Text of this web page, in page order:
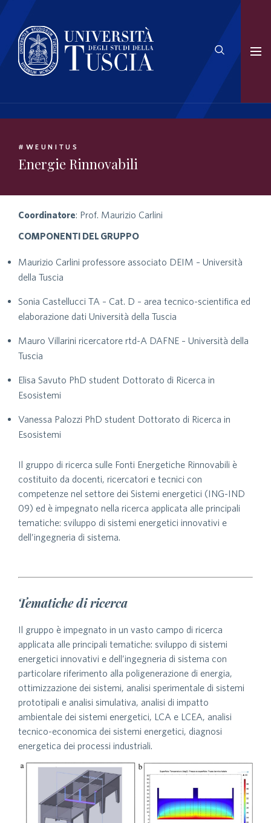
#WEUNITUS
Energie Rinnovabili
Coordinatore: Prof. Maurizio Carlini
COMPONENTI DEL GRUPPO
Maurizio Carlini professore associato DEIM – Università
della Tuscia
Sonia Castellucci TA – Cat. D – area tecnico-scientifica ed
elaborazione dati Università della Tuscia
Mauro Villarini ricercatore rtd-A DAFNE – Università della
Tuscia
Elisa Savuto PhD student Dottorato di Ricerca in
Esosistemi
Vanessa Palozzi PhD student Dottorato di Ricerca in
Esosistemi
Il gruppo di ricerca sulle Fonti Energetiche Rinnovabili è
costituito da docenti, ricercatori e tecnici con
competenze nel settore dei Sistemi energetici (ING-IND
09) ed è impegnato nella ricerca applicata alle principali
tematiche: sviluppo di sistemi energetici innovativi e
dell’ingegneria di sistema.
Tematiche di ricerca
Il gruppo è impegnato in un vasto campo di ricerca
applicata alle principali tematiche: sviluppo di sistemi
energetici innovativi e dell’ingegneria di sistema con
particolare riferimento alla poligenerazione di energia,
ottimizzazione dei sistemi, analisi sperimentale di sistemi
prototipali e analisi simulativa, analisi di impatto
ambientale dei sistemi energetici, LCA e LCEA, analisi
tecnico-economica dei sistemi energetici, diagnosi
energetica dei processi industriali.